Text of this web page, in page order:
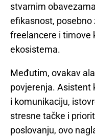
stvarnim
efikasnost, posebno
freelancere i timove
ekosistema.
Međutim, ovakav
povjerenja. Asistent
i komunikaciju,
stresne tačke i
poslovanju, ovo